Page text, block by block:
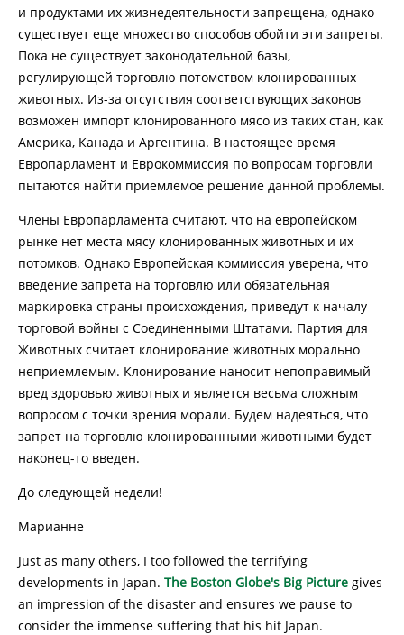
и продуктами их жизнедеятельности запрещена, однако
существует еще множество способов обойти эти запреты.
Пока не существует законодательной базы,
регулирующей торговлю потомством клонированных
животных. Из-за отсутствия соответствующих законов
возможен импорт клонированного мясо из таких стан, как
Америка, Канада и Аргентина. В настоящее время
Европарламент и Еврокоммиссия по вопросам торговли
пытаются найти приемлемое решение данной проблемы.
Члены Европарламента считают, что на европейском
рынке нет места мясу клонированных животных и их
потомков. Однако Европейская коммиссия уверена, что
введение запрета на торговлю или обязательная
маркировка страны происхождения, приведут к началу
торговой войны с Соединенными Штатами. Партия для
Животных считает клонирование животных морально
неприемлемым. Клонирование наносит непоправимый
вред здоровью животных и является весьма сложным
вопросом с точки зрения морали. Будем надеяться, что
запрет на торговлю клонированными животными будет
наконец-то введен.
До следующей недели!
Марианне
Just as many others, I too followed the terrifying
developments in Japan. The Boston Globe's Big Picture gives
an impression of the disaster and ensures we pause to
consider the immense suffering that his hit Japan.